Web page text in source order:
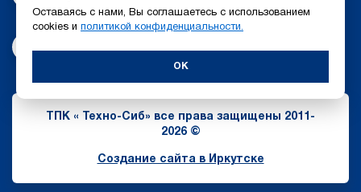
ТПК « Техно-Сиб» все права защищены 2011-
2026 ©
Создание сайта в Иркутске
Оставаясь с нами, Вы соглашаетесь с использованием
cookies и политикой конфиденциальности.
OK